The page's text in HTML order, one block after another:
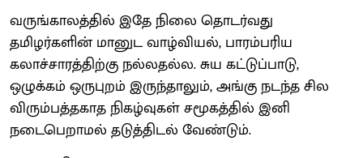
வருங்காலத்தில் இதே நிலை தொடர்வது
தமிழர்களின் மானுட வாழ்வியல், பாரம்பரிய
கலாச்சாரத்திற்கு நல்லதல்ல. சுய கட்டுப்பாடு,
ஒழுக்கம் ஒருபுறம் இருந்தாலும், அங்கு நடந்த சில
விரும்பத்தகாத நிகழ்வுகள் சமூகத்தில் இனி
நடைபெறாமல் தடுத்திடல் வேண்டும்.